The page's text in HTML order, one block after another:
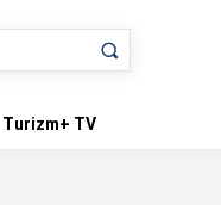
Turizm+ TV